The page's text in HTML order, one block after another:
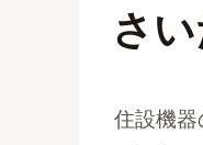
さ
住設機器